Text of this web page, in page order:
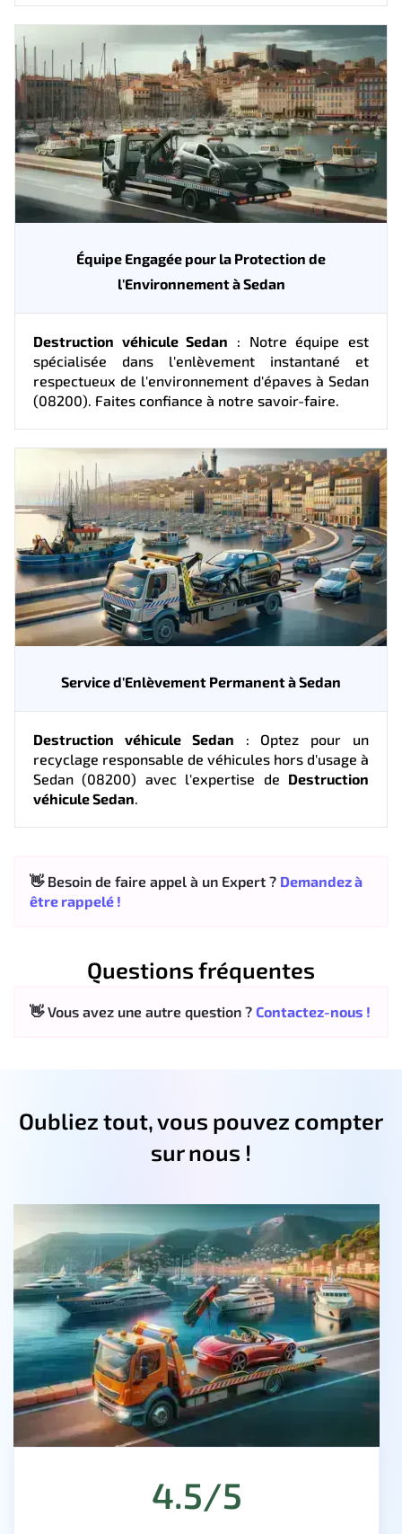
Équipe Engagée pour la Protection de
l'Environnement à Sedan
Destruction véhicule Sedan : Notre équipe est
spécialisée dans l'enlèvement instantané et
respectueux de l'environnement d'épaves à Sedan
(08200). Faites confiance à notre savoir-faire.
Service d'Enlèvement Permanent à Sedan
Destruction véhicule Sedan : Optez pour un
recyclage responsable de véhicules hors d'usage à
Sedan (08200) avec l'expertise de Destruction
véhicule Sedan.
👋 Besoin de faire appel à un Expert ? Demandez à
être rappelé !
Questions fréquentes
👋 Vous avez une autre question ? Contactez-nous !
Oubliez tout, vous pouvez compter
sur nous !
4.5/5